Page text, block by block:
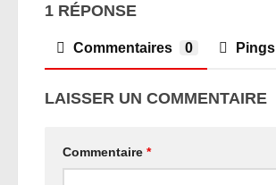
1 RÉPONSE
Commentaires 0 Pings
LAISSER UN COMMENTAIRE
Commentaire *